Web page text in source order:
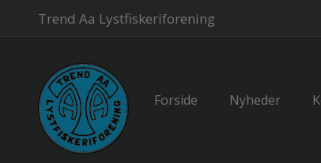
Trend Aa Lystfiskeriforening
Forside Nyheder